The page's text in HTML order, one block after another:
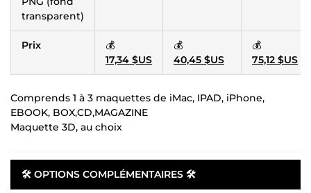
transparent)
Prix
💰
17,34 $US
💰
40,45 $US
💰
75,12 $US
Comprends 1 à 3 maquettes de iMac, IPAD, iPhone,
EBOOK, BOX,CD,MAGAZINE
Maquette 3D, au choix
🛠 OPTIONS COMPLÉMENTAIRES 🛠